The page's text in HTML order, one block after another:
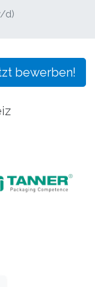
d)
bewerben!